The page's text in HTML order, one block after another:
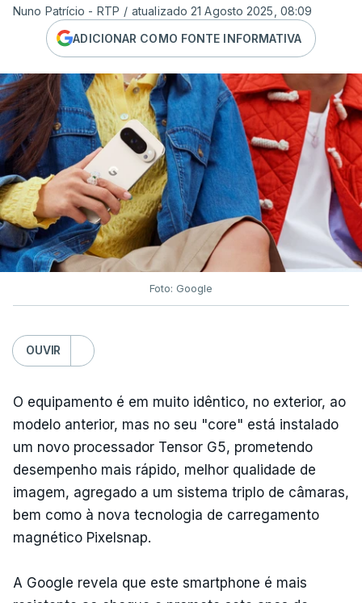
Nuno Patrício - RTP / atualizado 21 Agosto 2025, 08:09
ADICIONAR COMO FONTE INFORMATIVA
Foto: Google
OUVIR
O equipamento é em muito idêntico, no exterior, ao
modelo anterior, mas no seu "core" está instalado
um novo processador Tensor G5, prometendo
desempenho mais rápido, melhor qualidade de
imagem, agregado a um sistema triplo de câmaras,
bem como à nova tecnologia de carregamento
magnético Pixelsnap.
A Google revela que este smartphone é mais